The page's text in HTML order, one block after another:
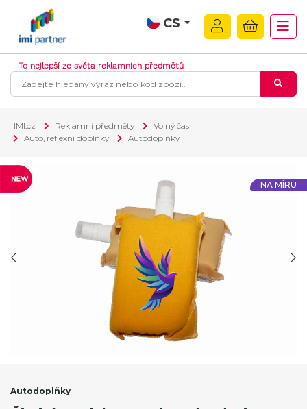
CS
To nejlepší ze světa reklamních předmětů
IMI.cz Reklamní předměty
Volný čas
Auto, reflexní doplňky
Autodoplňky
NA MÍRU
Autodoplňky